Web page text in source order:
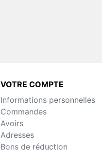
Automatique
VOTRE COMPTE
Informations personnelles
Commandes
Avoirs
Adresses
Bons de réduction